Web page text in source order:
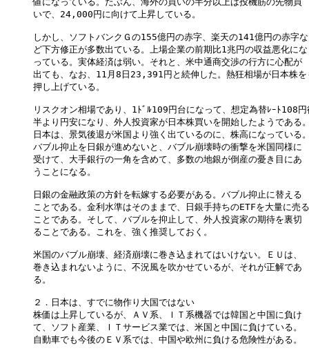
いで、24,000円に向けて上昇している。
しかし、ソフトバンクＧの155億円の赤字、楽天の141億円の赤字な
ど下方修正が多数出ている。上場企業の前期比1兆円の収益悪化にな
っている。実体経済は弱い。それと、米中通商交渉の行方に心配が
出ても、なお、11月8日23,391円と続伸した。熱狂相場が日本株を
押し上げている。
リスクオン相場であり、1ﾄﾞﾙ109円台になって、想定為替ﾚｰﾄ108円
半より円安になり、外人投資家が日本株買いを開始したようである
日本は、景気後退が米国より強く出ているのに、株高になっている
バブル抑止を日銀が進めないと、バブル崩壊時の衝撃を米国同様に
受けて、大手銀行の一角を含めて、多数の地銀が倒産の憂き目にあ
うことになる。
日銀の金融政策の方針を転嫁する必要がある。バブル抑止に替える
ことである。金利水準はそのままで、日銀手持ちのETFを大量に売る
ことである。そして、バブルを抑止して、外人投資家の期待を裏切
ることである。これを、強く推奨しておく。
米国のバブル崩壊、経済崩壊に巻き込まれてはいけない。ＥＵは、
巻き込まれないように、不況風を吹かせているが、それが正解であ
る。
２．日本は、すでに物作り大国ではない
株価は上昇しているが、ＡＶ系、ＩＴ系機器では韓国と中国に負け
て、ソフト産業、ＩＴサービス業では、米国と中国に負けている。
自動車でも今後のＥＶ系では、中国や欧州に負ける危険性がある。